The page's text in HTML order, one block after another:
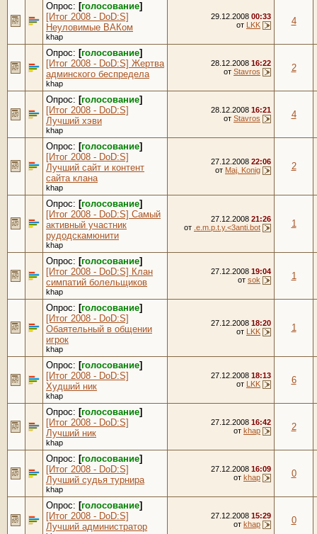
Опрос: [голосование]
[Итог 2008 - DoD:S]
Неуловимые ВАКом
khap
29.12.2008 00:33
от LKK 4
Опрос: [голосование]
[Итог 2008 - DoD:S] Жертва
админского беспредела
khap
28.12.2008 16:22
от Stavros 2
Опрос: [голосование]
[Итог 2008 - DoD:S]
Лучший хэви
khap
28.12.2008 16:21
от Stavros 4
Опрос: [голосование]
[Итог 2008 - DoD:S]
Лучший сайт и контент
сайта клана
khap
27.12.2008 22:06
от Maj. Konig 2
Опрос: [голосование]
[Итог 2008 - DoD:S] Самый
активный участник
рудодскамюнити
khap
27.12.2008 21:26
от .e.m.p.t.y.<3anti.bot 1
Опрос: [голосование]
[Итог 2008 - DoD:S] Клан
симпатий болельщиков
khap
27.12.2008 19:04
от sok 1
Опрос: [голосование]
[Итог 2008 - DoD:S]
Обаятельный в общении
игрок
khap
27.12.2008 18:20
от LKK 1
Опрос: [голосование]
[Итог 2008 - DoD:S]
Худший ник
khap
27.12.2008 18:13
от LKK 6
Опрос: [голосование]
[Итог 2008 - DoD:S]
Лучший ник
khap
27.12.2008 16:42
от khap 2
Опрос: [голосование]
[Итог 2008 - DoD:S]
Лучший судья турнира
khap
27.12.2008 16:09
от khap 0
Опрос: [голосование]
[Итог 2008 - DoD:S]
Лучший администратор
27.12.2008 15:29
от khap 0